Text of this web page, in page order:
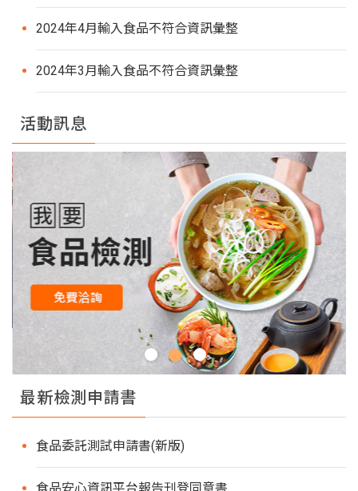
2024年4月輸入食品不符合資訊彙整
2024年3月輸入食品不符合資訊彙整
活動訊息
最新檢測申請書
食品委託測試申請書(新版)
食品安心資訊平台報告刊登同意書